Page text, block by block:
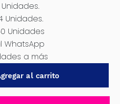
Unidades.
Unidades.
Unidades
WhatsApp
a más
al carrito